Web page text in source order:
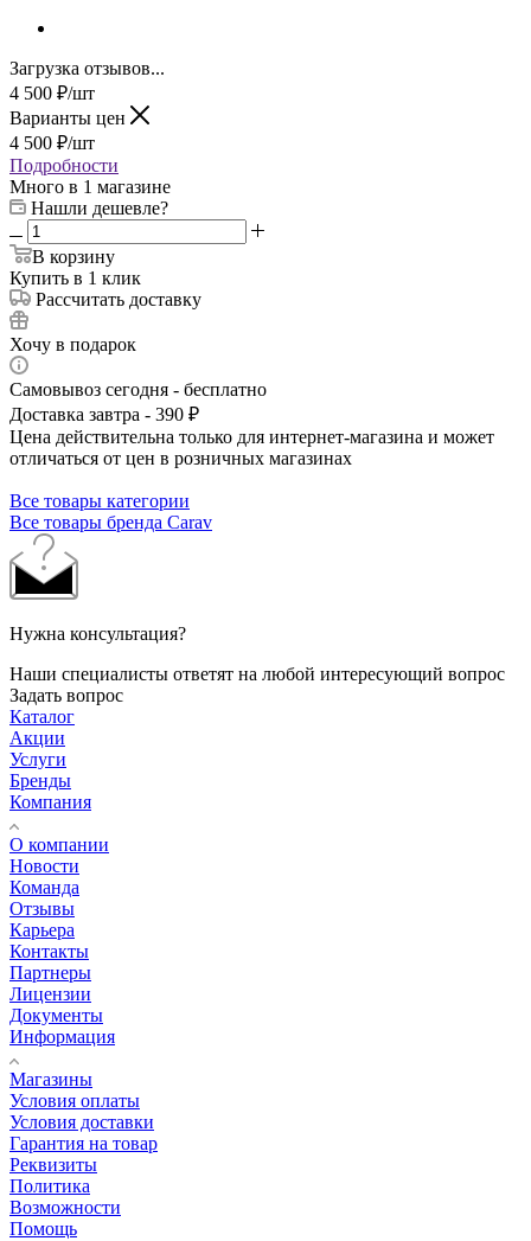
Загрузка отзывов...
4 500 ₽/шт
Варианты цен
4 500 ₽/шт
Подробности
Много в 1 магазине
Нашли дешевле?
В корзину
Купить в 1 клик
Рассчитать доставку
Хочу в подарок
Самовывоз сегодня - бесплатно
Доставка завтра - 390 ₽
Цена действительна только для интернет-магазина и может
отличаться от цен в розничных магазинах
Все товары категории
Все товары бренда Carav
Нужна консультация?
Наши специалисты ответят на любой интересующий вопрос
Задать вопрос
Каталог
Акции
Услуги
Бренды
Компания
О компании
Новости
Команда
Отзывы
Карьера
Контакты
Партнеры
Лицензии
Документы
Информация
Магазины
Условия оплаты
Условия доставки
Гарантия на товар
Реквизиты
Политика
Возможности
Помощь